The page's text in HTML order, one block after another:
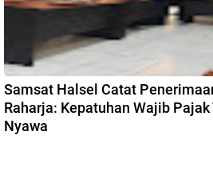
Samsat Halsel Catat
Raharja: Kepatuhan Wajib
Nyawa